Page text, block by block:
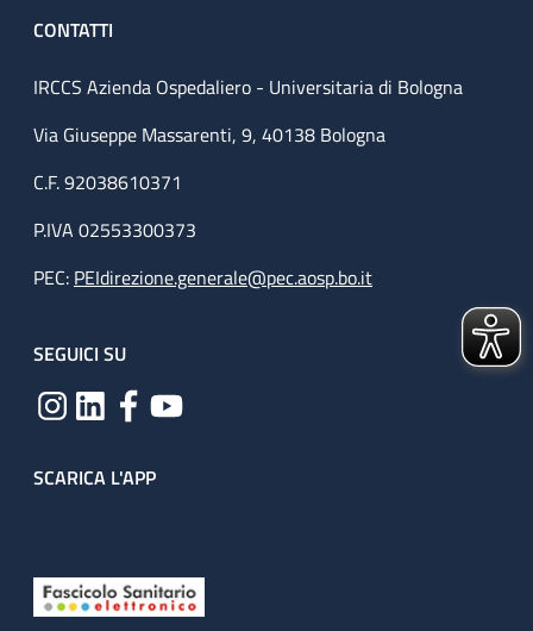
CONTATTI
IRCCS Azienda Ospedaliero - Universitaria di Bologna
Via Giuseppe Massarenti, 9, 40138 Bologna
C.F. 92038610371
P.IVA 02553300373
PEC: PEIdirezione.generale@pec.aosp.bo.it
SEGUICI SU
SCARICA L'APP